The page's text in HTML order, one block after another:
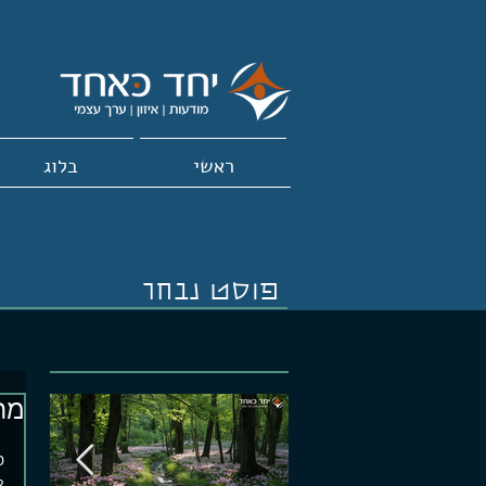
ראשי בלוג
פוסט נבחר